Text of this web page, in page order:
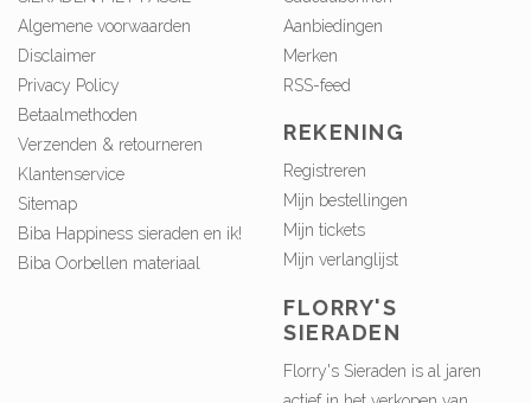
Algemene voorwaarden
Disclaimer
Privacy Policy
Betaalmethoden
Verzenden & retourneren
Klantenservice
Sitemap
Biba Happiness sieraden en ik!
Biba Oorbellen materiaal
Aanbiedingen
Merken
RSS-feed
REKENING
Registreren
Mijn bestellingen
Mijn tickets
Mijn verlanglijst
FLORRY'S
SIERADEN
Florry's Sieraden is al jaren